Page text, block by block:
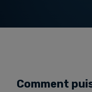
Comment